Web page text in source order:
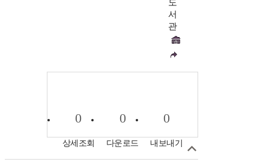
도
서
관
0
상세조회
0
다운로드
0
내보내기